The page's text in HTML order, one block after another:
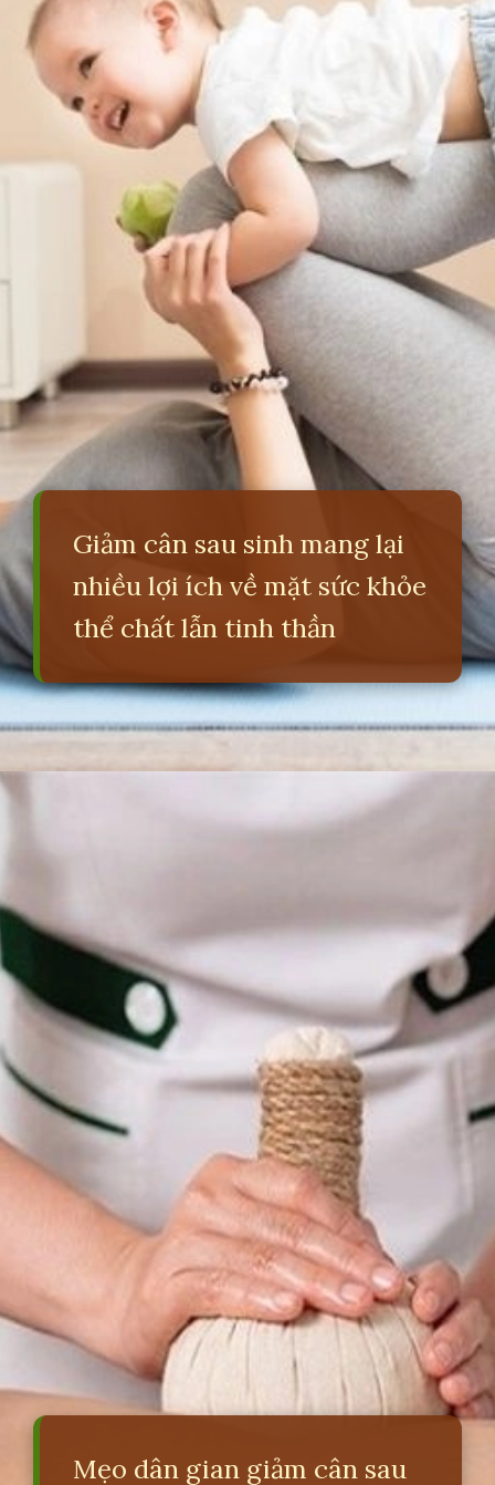
Giảm cân sau sinh mang lại
nhiều lợi ích về mặt sức khỏe
thể chất lẫn tinh thần
Mẹo dân gian giảm cân sau